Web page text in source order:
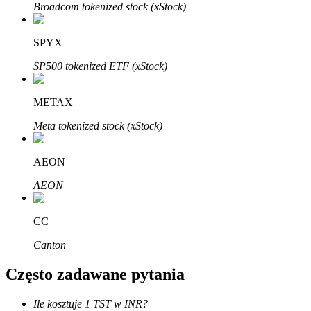
Bitruści Partnerzy
Afiliaci Bitrue
Aż do 65% prowizji!
Broadcom tokenized stock (xStock)
SPYX
SP500 tokenized ETF (xStock)
METAX
Meta tokenized stock (xStock)
AEON
AEON
CC
Canton
Często zadawane pytania
Ile kosztuje 1 TST w INR?